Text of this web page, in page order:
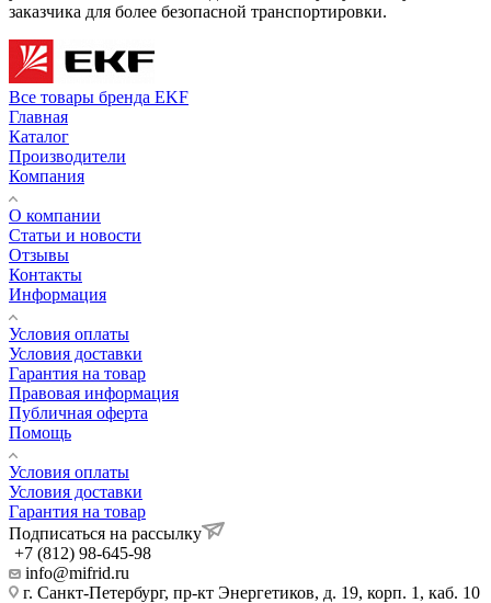
заказчика для более безопасной транспортировки.
Все товары бренда EKF
Главная
Каталог
Производители
Компания
О компании
Статьи и новости
Отзывы
Контакты
Информация
Условия оплаты
Условия доставки
Гарантия на товар
Правовая информация
Публичная оферта
Помощь
Условия оплаты
Условия доставки
Гарантия на товар
Подписаться на рассылку
+7 (812) 98-645-98
info@mifrid.ru
г. Санкт-Петербург, пр-кт Энергетиков, д. 19, корп. 1, каб. 10